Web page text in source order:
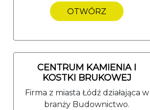
OTWÓRZ
CENTRUM KAMIENIA I
KOSTKI BRUKOWEJ
Firma z miasta Łódź działająca w
branży Budownictwo.